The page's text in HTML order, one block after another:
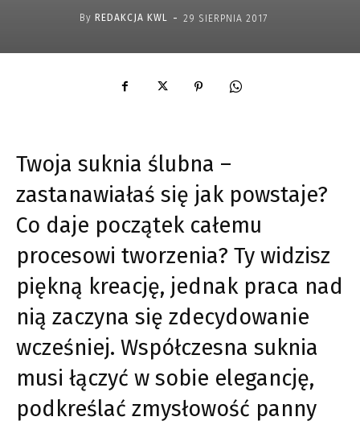
By REDAKCJA KWL - 29 SIERPNIA 2017
Twoja suknia ślubna –
zastanawiałaś się jak powstaje?
Co daje początek całemu
procesowi tworzenia? Ty widzisz
piękną kreację, jednak praca nad
nią zaczyna się zdecydowanie
wcześniej. Współczesna suknia
musi łączyć w sobie elegancję,
podkreślać zmysłowość panny